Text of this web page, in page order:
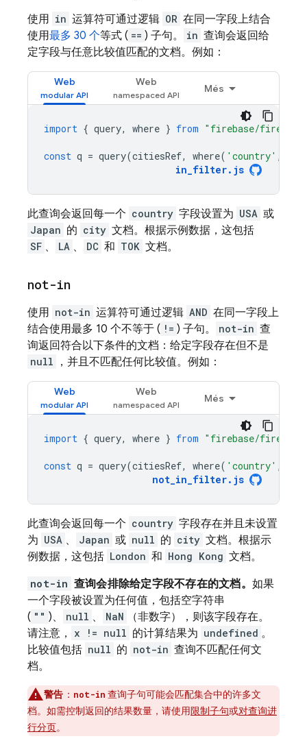
使用 in 运算符可通过逻辑 OR 在同一字段上结合
使用最多 30 个等式 ( == ) 子句。 in 查询会返回给
定字段与任意比较值匹配的文档。例如：
Web Web
Més
import { query, where } from "firebase/
const q = query(citiesRef, where( 'country' ,
in_filter. js
此查询会返回每一个 country 字段设置为 USA 或
Japan 的 city 文档。根据示例数据，这包括
SF 、 LA 、 DC 和 TOK 文档。
not-in
使用 not-in 运算符可通过逻辑 AND 在同一字段上
结合使用最多 10 个不等于 ( != ) 子句。 not-in 查
询返回符合以下条件的文档：给定字段存在但不是
null ，并且不匹配任何比较值。例如：
Web Web
Més
import { query, where } from "firebase/
const q = query(citiesRef, where( 'country' ,
not_in_filter. js
此查询会返回每一个 country 字段存在并且未设置
为 USA 、 Japan 或 null 的 city 文档。根据示
例数据，这包括 London 和 Hong Kong 文档。
not-in 查询会排除给定字段不存在的文档。 如果
一个字段被设置为任何值，包括空字符串
( "" )、 null 、 NaN
（非数字），则该字段存在。
请注意，
x != null 的计算结果为 undefined 。
比较值包括 null 的 not-in 查询不匹配任何文
档。
警告 ： not-in 查询子句可能会匹配集合中的许多文
档。如需控制返回的结果数量，请使用限制子句或对查询进
行分页。